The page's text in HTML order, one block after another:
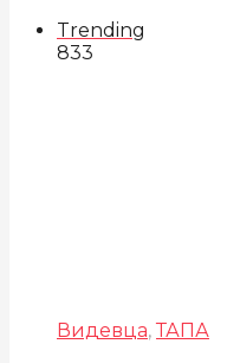
Trending
833
Видевца, ТАПА